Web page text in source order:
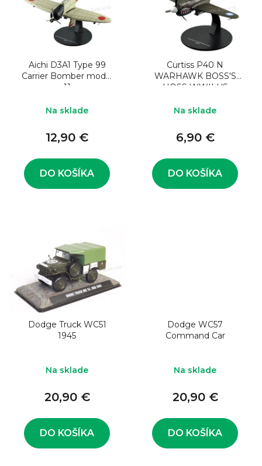
Aichi D3A1 Type 99
Carrier Bomber model
11
Na sklade
12,90 €
DO KOŠÍKA
Curtiss P40 N
WARHAWK BOSS'S
HOSS WWII US
Na sklade
6,90 €
DO KOŠÍKA
Dodge Truck WC51
1945
Na sklade
20,90 €
DO KOŠÍKA
Dodge WC57
Command Car
Na sklade
20,90 €
DO KOŠÍKA